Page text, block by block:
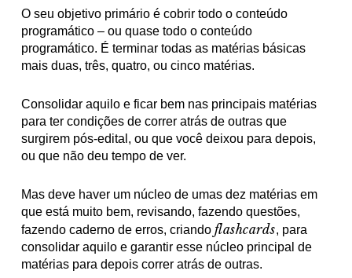
O seu objetivo primário é cobrir todo o conteúdo
programático – ou quase todo o conteúdo
programático. É terminar todas as matérias básicas
mais duas, três, quatro, ou cinco matérias.
Consolidar aquilo e ficar bem nas principais matérias
para ter condições de correr atrás de outras que
surgirem pós-edital, ou que você deixou para depois,
ou que não deu tempo de ver.
Mas deve haver um núcleo de umas dez matérias em
que está muito bem, revisando, fazendo questões,
fazendo caderno de erros, criando flashcards, para
consolidar aquilo e garantir esse núcleo principal de
matérias para depois correr atrás de outras.